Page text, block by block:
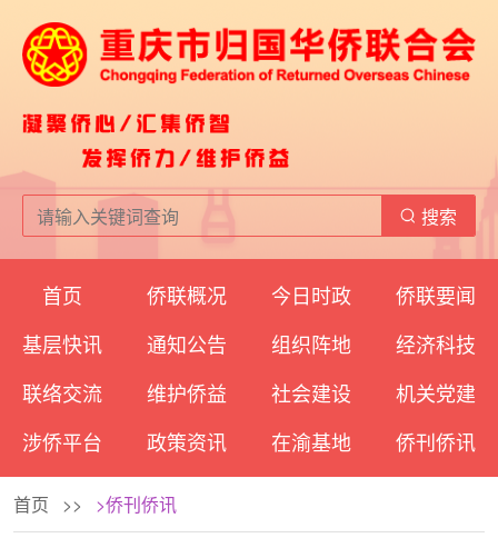
搜索
首页 侨联概况 今日时政
侨联要闻
基层快讯
通知公告 组织阵地
经济科技
联络交流
维护侨益 社会建设
机关党建
涉侨平台
政策资讯 在渝基地 侨刊侨讯
首页 >> >侨刊侨讯